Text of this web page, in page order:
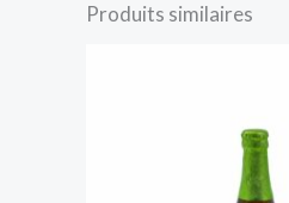
Produits similaires